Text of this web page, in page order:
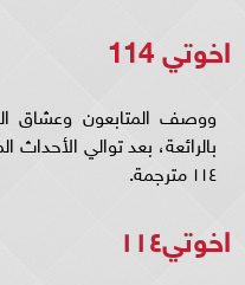
اخوتي 114
بالرائعة، بعد توالي
١١٤ مترجمة.
اخوتي١١٤